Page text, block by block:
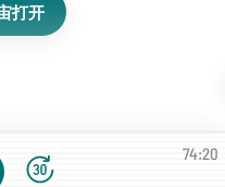
的终点，而是重新定义
打开
74:20